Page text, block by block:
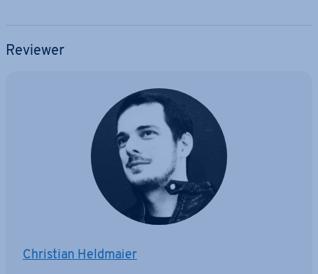
Reviewer
Christian Heldmaier